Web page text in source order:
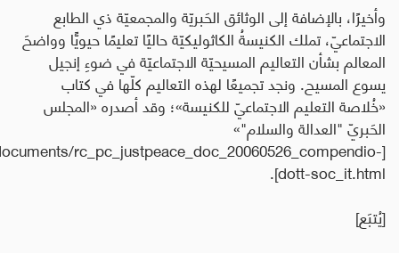
وأخيرًا، بالإضافة إلى الوثائق الحَبريّة والمجمعيّة ذي الطابع
الاجتماعيّ، تملك الكنيسةُ الكاثوليكيّة حاليًا تعليمًا حيويًّا وواضحَ
المعالم بشأن التعاليم المسيحيّة الاجتماعيّة في ضوءِ إنجيل
يسوع المسيح. ونجد تجميعًا لهذه التعاليم كلّها في كتاب
«خُلاصة التعليم الاجتماعيّ للكنيسة»؛ وقد أصدره «المجلس
الحَبريّ "العدالة والسلام"»
[
rc_pc_justpeace_doc_20060526_compendio-
dott-soc_it.html
].
[يُتبَع]